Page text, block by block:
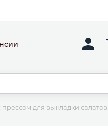
для выкладки салатов